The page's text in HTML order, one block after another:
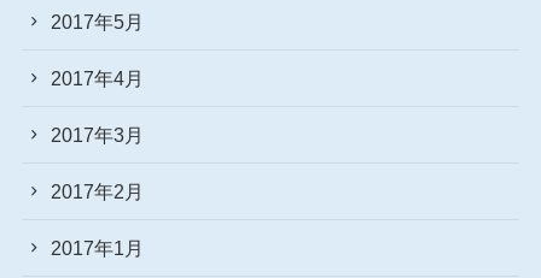
2017年5月
2017年4月
2017年3月
2017年2月
2017年1月